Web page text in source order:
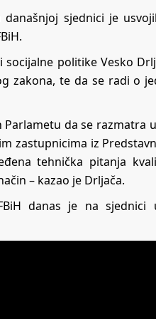
današnjoj sjednici je
socijalne politike Vesko
zakona, te da se radi o
Parlametu da se
zastupnicima iz
tehnička pitanja
– kazao je Drljača.
danas je na